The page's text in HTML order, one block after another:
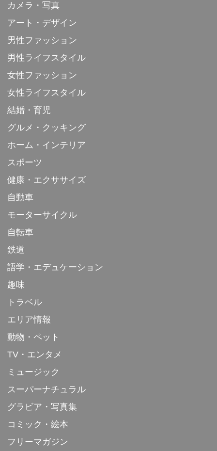
カメラ・写真
アート・デザイン
男性ファッション
男性ライフスタイル
女性ファッション
女性ライフスタイル
結婚・育児
グルメ・クッキング
ホーム・インテリア
スポーツ
健康・エクササイズ
自動車
モーターサイクル
自転車
鉄道
語学・エデュケーション
趣味
トラベル
エリア情報
動物・ペット
TV・エンタメ
ミュージック
スーパーナチュラル
グラビア・写真集
コミック・絵本
フリーマガジン